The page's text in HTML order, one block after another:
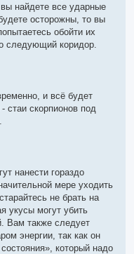
найдете все ударные
осторожны, то вы
обойти их
следующий коридор.
и всё будет
скорпионов под
нанести гораздо
мере уходить
не брать на
укусы могут убить
Вам также следует
энергии, так как он
который надо